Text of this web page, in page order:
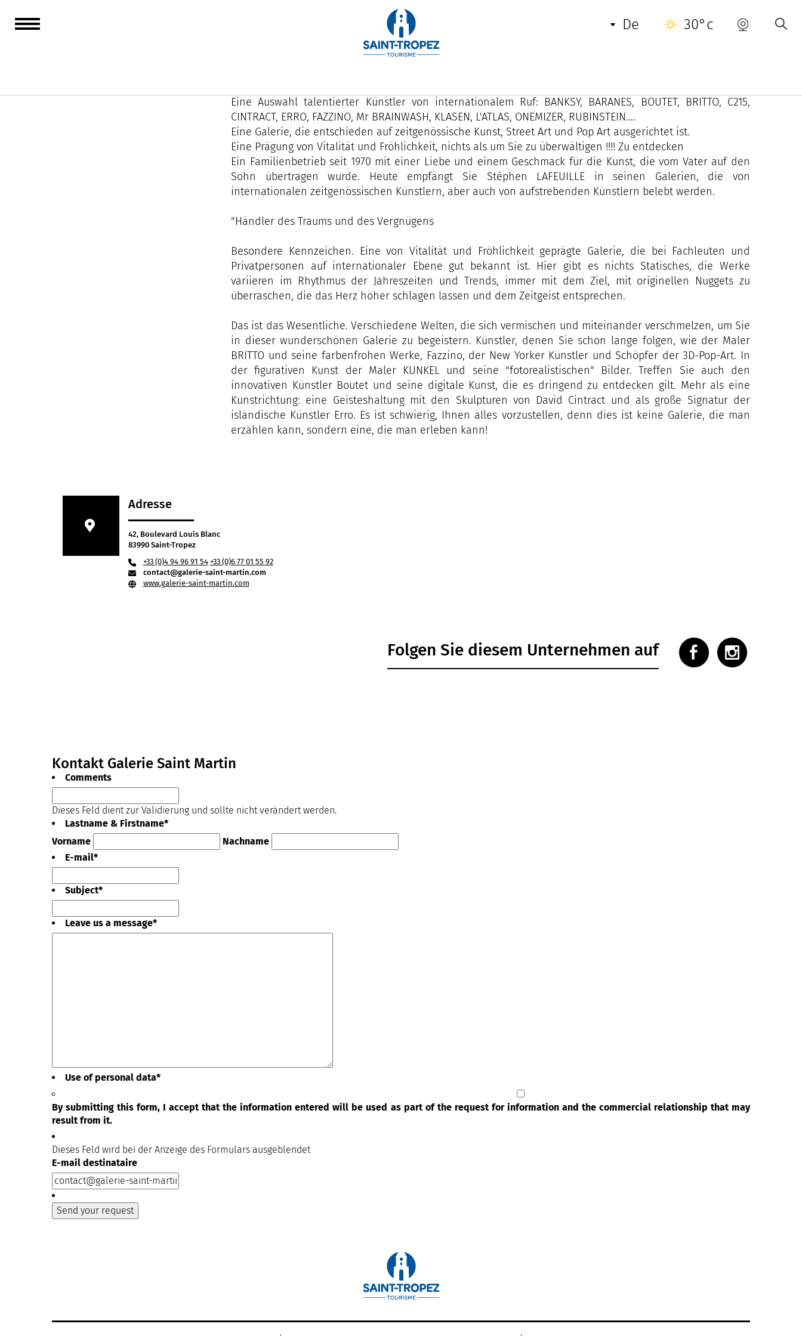
de 30°c
Seit 1970 ist die Galerie Saint Martin bestrebt, dauerhaft die großen Namen der zeitgenössischen Kunst der
internationalen Szene zu präsentieren, aber auch die Produktion junger, aufstrebender Künstler zu
Eine Auswahl talentierter Künstler von internationalem Ruf: BANKSY, BARANES, BOUTET, BRITTO, C215,
CINTRACT, ERRO, FAZZINO, Mr BRAINWASH, KLASEN, L'ATLAS, ONEMIZER, RUBINSTEIN....
Eine Galerie, die entschieden auf zeitgenössische Kunst, Street Art und Pop Art ausgerichtet ist.
Eine Prägung von Vitalität und Fröhlichkeit, nichts als um Sie zu überwältigen !!!! Zu entdecken
Ein Familienbetrieb seit 1970 mit einer Liebe und einem Geschmack für die Kunst, die vom Vater auf den
Sohn übertragen wurde. Heute empfängt Sie Stéphen LAFEUILLE in seinen Galerien, die von
internationalen zeitgenössischen Künstlern, aber auch von aufstrebenden Künstlern belebt werden.
"Händler des Traums und des Vergnügens
Besondere Kennzeichen. Eine von Vitalität und Fröhlichkeit geprägte Galerie, die bei Fachleuten und
Privatpersonen auf internationaler Ebene gut bekannt ist. Hier gibt es nichts Statisches, die Werke
variieren im Rhythmus der Jahreszeiten und Trends, immer mit dem Ziel, mit originellen Nuggets zu
überraschen, die das Herz höher schlagen lassen und dem Zeitgeist entsprechen.
Das ist das Wesentliche. Verschiedene Welten, die sich vermischen und miteinander verschmelzen, um Sie
in dieser wunderschönen Galerie zu begeistern. Künstler, denen Sie schon lange folgen, wie der Maler
BRITTO und seine farbenfrohen Werke, Fazzino, der New Yorker Künstler und Schöpfer der 3D-Pop-Art. In
der figurativen Kunst der Maler KUNKEL und seine "fotorealistischen" Bilder. Treffen Sie auch den
innovativen Künstler Boutet und seine digitale Kunst, die es dringend zu entdecken gilt. Mehr als eine
Kunstrichtung: eine Geisteshaltung mit den Skulpturen von David Cintract und als große Signatur der
isländische Künstler Erro. Es ist schwierig, Ihnen alles vorzustellen, denn dies ist keine Galerie, die man
erzählen kann, sondern eine, die man erleben kann!
Adresse
42, Boulevard Louis Blanc
83990 Saint-Tropez
+33 (0)4 94 96 91 54 +33 (0)6 77 01 55 92
contact@galerie-saint-martin.com
www.galerie-saint-martin.com
Folgen Sie diesem Unternehmen auf
Kontakt Galerie Saint Martin
Comments
Dieses Feld dient zur Validierung und sollte nicht verändert werden.
Lastname & Firstname*
Vorname
Nachname
E-mail*
Subject*
Leave us a message*
Use of personal data*
By submitting this form, I accept that the information entered will be used as part of the request for information and the commercial relationship that may
result from it.
Dieses Feld wird bei der Anzeige des Formulars ausgeblendet
E-mail destinataire